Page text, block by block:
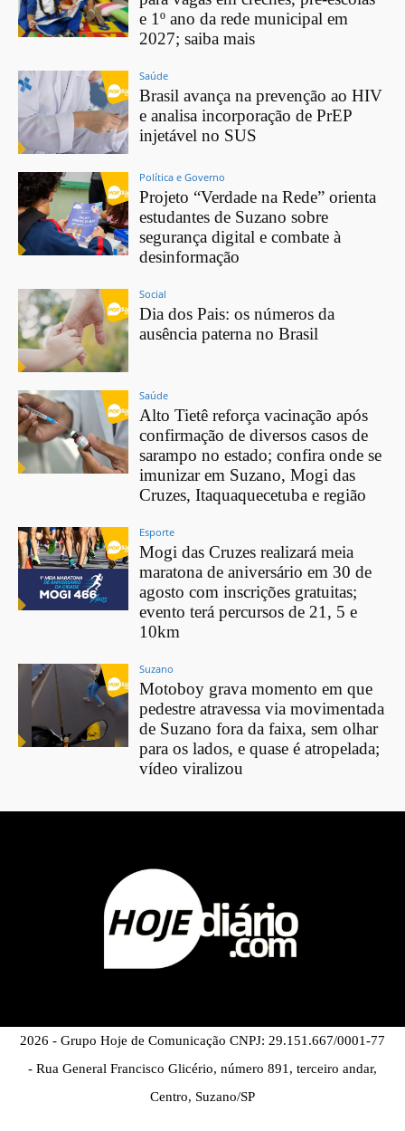
e 1º ano da rede municipal em
2027; saiba mais
Saúde
Brasil avança na prevenção ao HIV
e analisa incorporação de PrEP
injetável no SUS
Política e Governo
Projeto “Verdade na Rede” orienta
estudantes de Suzano sobre
segurança digital e combate à
desinformação
Social
Dia dos Pais: os números da
ausência paterna no Brasil
Saúde
Alto Tietê reforça vacinação após
confirmação de diversos casos de
sarampo no estado; confira onde se
imunizar em Suzano, Mogi das
Cruzes, Itaquaquecetuba e região
Esporte
Mogi das Cruzes realizará meia
maratona de aniversário em 30 de
agosto com inscrições gratuitas;
evento terá percursos de 21, 5 e
10km
Suzano
Motoboy grava momento em que
pedestre atravessa via movimentada
de Suzano fora da faixa, sem olhar
para os lados, e quase é atropelada;
vídeo viralizou
2026 - Grupo Hoje de Comunicação CNPJ: 29.151.667/0001-77
- Rua General Francisco Glicério, número 891, terceiro andar,
Centro, Suzano/SP